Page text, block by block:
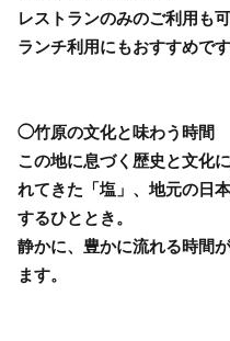
レストランのみのご利用も
ランチ利用にもおすすめです
◯竹原の文化と味わう時間
この地に息づく歴史と文化
れてきた「塩」、地元の日
するひととき。
静かに、豊かに流れる時間
ます。